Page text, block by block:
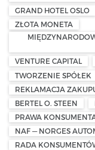
GRAND HOTEL OSLO
ZŁOTA MONETA
VENTURE CAPITAL
TWORZENIE SPÓŁEK
REKLAMACJA
BERTEL O. STEEN
PRAWA
NAF — NORGES
RADA